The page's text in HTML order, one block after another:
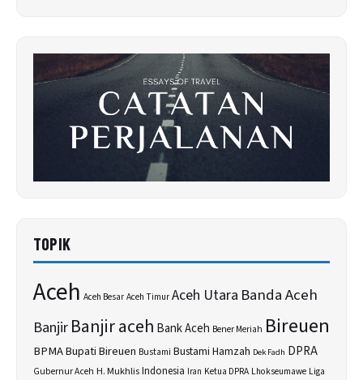
TOPIK
Aceh Aceh BesarAceh TimurAceh Utara Banda Aceh
BanjirBanjir aceh Bank Aceh Bener Meriah Bireuen
BPMABupati Bireuen Bustami Bustami Hamzah Dek Fadh DPRA
Gubernur Aceh H. MukhlisIndonesia Iran Ketua DPRA Lhokseumawe Liga